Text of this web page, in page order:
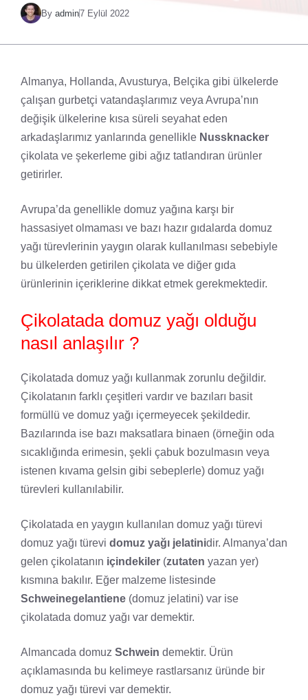
By admin7 Eylül 2022
Almanya, Hollanda, Avusturya, Belçika gibi ülkelerde
çalışan gurbetçi vatandaşlarımız veya Avrupa’nın
değişik ülkelerine kısa süreli seyahat eden
arkadaşlarımız yanlarında genellikle Nussknacker
çikolata ve şekerleme gibi ağız tatlandıran ürünler
getirirler.
Avrupa’da genellikle domuz yağına karşı bir
hassasiyet olmaması ve bazı hazır gıdalarda domuz
yağı türevlerinin yaygın olarak kullanılması sebebiyle
bu ülkelerden getirilen çikolata ve diğer gıda
ürünlerinin içeriklerine dikkat etmek gerekmektedir.
Çikolatada domuz yağı olduğu
nasıl anlaşılır ?
Çikolatada domuz yağı kullanmak zorunlu değildir.
Çikolatanın farklı çeşitleri vardır ve bazıları basit
formüllü ve domuz yağı içermeyecek şekildedir.
Bazılarında ise bazı maksatlara binaen (örneğin oda
sıcaklığında erimesin, şekli çabuk bozulmasın veya
istenen kıvama gelsin gibi sebeplerle) domuz yağı
türevleri kullanılabilir.
Çikolatada en yaygın kullanılan domuz yağı türevi
domuz yağı türevi domuz yağı jelatinidir. Almanya’dan
gelen çikolatanın içindekiler (zutaten yazan yer)
kısmına bakılır. Eğer malzeme listesinde
Schweinegelantiene (domuz jelatini) var ise
çikolatada domuz yağı var demektir.
Almancada domuz Schwein demektir. Ürün
açıklamasında bu kelimeye rastlarsanız üründe bir
domuz yağı türevi var demektir.